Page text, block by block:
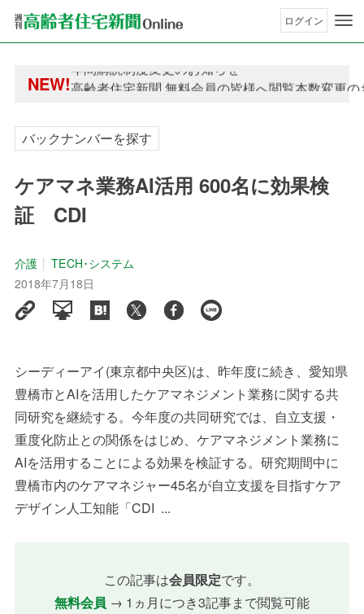
ログイン
NEW!高齢者住宅新聞 無料会員の皆様へ閲覧本数変更
高齢者住宅新聞 無料会員の皆様へ閲覧本数変更
バックナンバーを探す
ケアマネ業務AI活用 600名に効果検
証 CDI
介護
TECH･システム
2018年7月18日
シーディーアイ(東京都中央区)は、昨年度に続き、愛知県
豊橋市とAIを活用したケアマネジメント業務に関する共
同研究を継続する。今年度の共同研究では、自立支援・
重度化防止との関係をはじめ、ケアマネジメント業務に
AIを活用することによる効果を検証する。研究期間中に
豊橋市内のケアマネジャー45名が自立支援を目指すケア
デザイン人工知能「CDI ...
この記事は会員限定です。
無料会員 → 1ヵ月につき3記事まで閲覧可能